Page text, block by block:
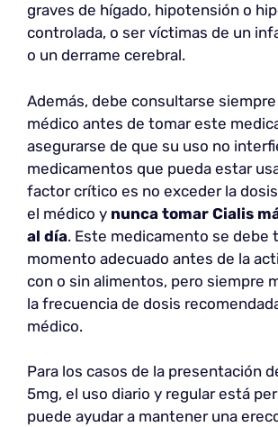
graves de hígado, hipotensión o
controlada, o ser víctimas de un
o un derrame cerebral.
Además, debe consultarse
médico antes de tomar este
asegurarse de que su uso no
medicamentos que pueda estar
factor crítico es no exceder la
el médico y nunca tomar Cialis
al día. Este medicamento se debe
momento adecuado antes de la
con o sin alimentos, pero siempre
la frecuencia de dosis
médico.
Para los casos de la presentación
5mg, el uso diario y regular está
puede ayudar a mantener una